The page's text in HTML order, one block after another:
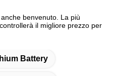
benvenuto. La più
il migliore prezzo per
Battery